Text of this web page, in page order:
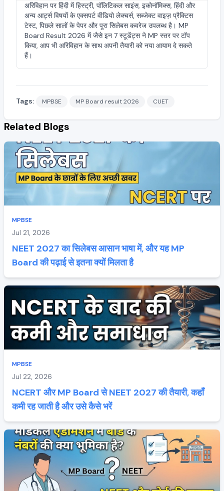
अरिविहान पर हिंदी में हिस्ट्री, पॉलिटिकल साइंस, इकोनॉमिक्स, हिंदी और
अन्य आर्ट्स विषयों के एक्सपर्ट वीडियो लेक्चर्स, सब्जेक्ट वाइज़ प्रैक्टिस
टेस्ट, पिछले सालों के पेपर और पूरा सिलेबस कवरेज उपलब्ध है। MP
Board Result 2026 में जैसे इन 7 स्टूडेंट्स ने MP स्तर पर टॉप
किया, आप भी अरिविहान के साथ अपनी तैयारी को नया आयाम दे सकते
हैं।
Tags: MPBSE MP Board result 2026 CUET
Related Blogs
MPBSE
Jul 21, 2026
NEET 2027 का सिलेबस आसान भाषा में, और यह MP
Board की पढ़ाई से इतना क्यों मिलता है
MPBSE
Jul 22, 2026
NCERT और MP Board से NEET 2027 की तैयारी, कहाँ
कमी रह जाती है और उसे कैसे भरें